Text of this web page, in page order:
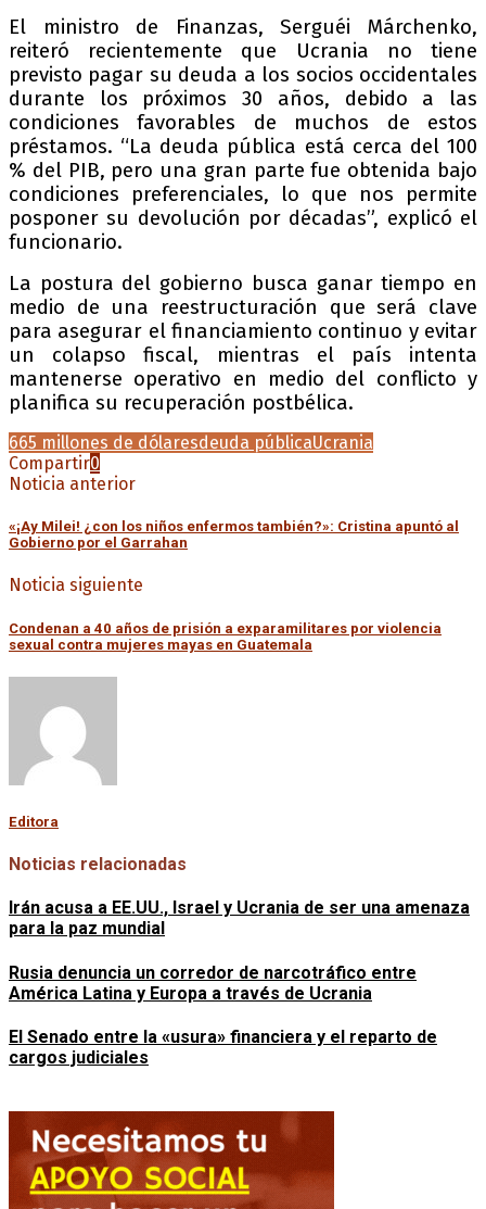
El ministro de Finanzas, Serguéi Márchenko,
reiteró recientemente que Ucrania no tiene
previsto pagar su deuda a los socios occidentales
durante los próximos 30 años, debido a las
condiciones favorables de muchos de estos
préstamos. “La deuda pública está cerca del 100
% del PIB, pero una gran parte fue obtenida bajo
condiciones preferenciales, lo que nos permite
posponer su devolución por décadas”, explicó el
funcionario.
La postura del gobierno busca ganar tiempo en
medio de una reestructuración que será clave
para asegurar el financiamiento continuo y evitar
un colapso fiscal, mientras el país intenta
mantenerse operativo en medio del conflicto y
planifica su recuperación postbélica.
665 millones de dólaresdeuda públicaUcrania
Compartir0
Noticia anterior
«¡Ay Milei! ¿con los niños enfermos también?»: Cristina apuntó al
Gobierno por el Garrahan
Noticia siguiente
Condenan a 40 años de prisión a exparamilitares por violencia
sexual contra mujeres mayas en Guatemala
Editora
Noticias relacionadas
Irán acusa a EE.UU., Israel y Ucrania de ser una amenaza
para la paz mundial
Rusia denuncia un corredor de narcotráfico entre
América Latina y Europa a través de Ucrania
El Senado entre la «usura» financiera y el reparto de
cargos judiciales